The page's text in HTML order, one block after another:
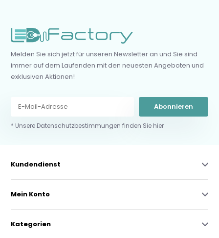
Melden Sie sich jetzt für unseren Newsletter an und Sie sind
immer auf dem Laufenden mit den neuesten Angeboten und
exklusiven Aktionen!
Abonnieren
* Unsere Datenschutzbestimmungen finden Sie hier
Kundendienst
Mein Konto
Kategorien